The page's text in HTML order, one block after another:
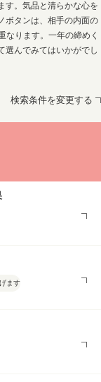
す。気品と清らかな心を
ボタンは、相手の内面の
なります。一年の締めく
選んでみてはいかがでし
検索条件を変更する
ます